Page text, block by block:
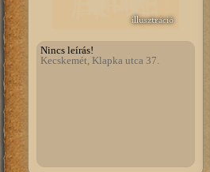
illusztráció
Nincs leírás!
Kecskemét, Klapka utca 37.